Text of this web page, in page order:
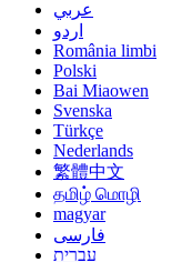
عربي
اردو
România limbi
Polski
Bai Miaowen
Svenska
Türkçe
Nederlands
繁體中文
தமிழ் மொழி
magyar
فارسی
עברית